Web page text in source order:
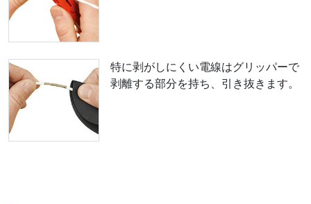
特に剥がしにくい電線はグリッパーで
剥離する部分を持ち、引き抜きます。